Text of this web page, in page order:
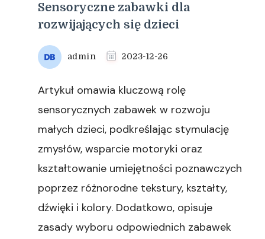
Sensoryczne zabawki dla
rozwijających się dzieci
admin 2023-12-26
Artykuł omawia kluczową rolę
sensorycznych zabawek w rozwoju
małych dzieci, podkreślając stymulację
zmysłów, wsparcie motoryki oraz
kształtowanie umiejętności poznawczych
poprzez różnorodne tekstury, kształty,
dźwięki i kolory. Dodatkowo, opisuje
zasady wyboru odpowiednich zabawek